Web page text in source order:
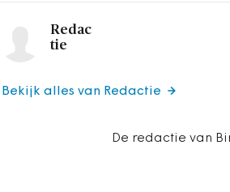
Redac
tie
De redactie van
Bekijk alles van Redactie